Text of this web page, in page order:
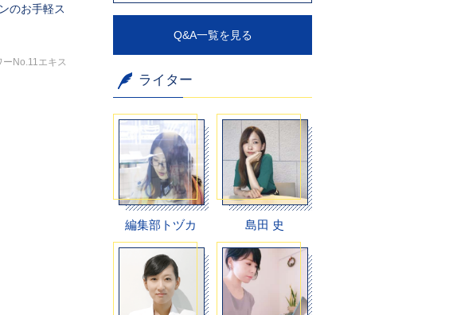
のお手軽ス
ーNo.11エキス
Q&A一覧を見る
ライター
編集部トヅカ 島田 史